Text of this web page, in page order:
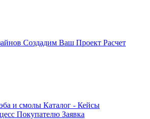
Создадим Ваш Проект Расчет
и смолы Каталог - Кейсы
Покупателю Заявка